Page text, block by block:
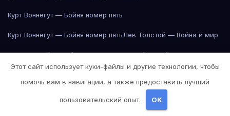
Курт Воннегут — Бойня номер пять
Курт Воннегут — Бойня номер пятьЛев Толстой — Война и мир
Лев Толстой — Война и мирЛев Толстой — Война и мир
Этот сайт использует куки-файлы и другие технологии, чтобы
помочь вам в навигации, а также предоставить лучший
пользовательский опыт. OK